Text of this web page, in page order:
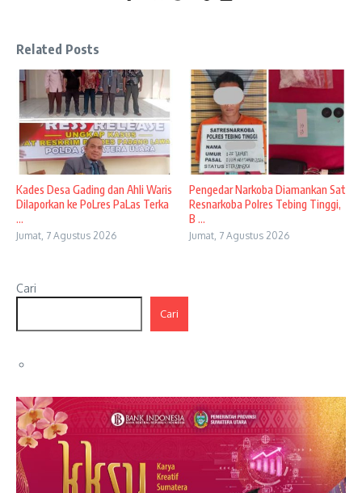
Related Posts
Kades Desa Gading dan Ahli Waris
Dilaporkan ke PoLres PaLas Terka
...
Jumat, 7 Agustus 2026
Pengedar Narkoba Diamankan Sat
Resnarkoba Polres Tebing Tinggi,
B ...
Jumat, 7 Agustus 2026
Cari
Cari